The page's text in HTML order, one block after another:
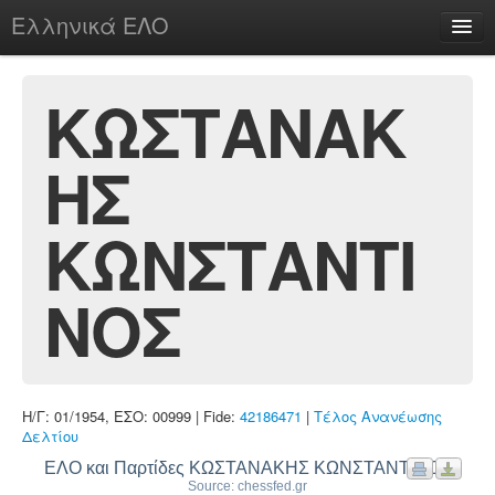
Ελληνικά ΕΛΟ
chesstu.be @ discord
Login
ΚΩΣΤΑΝΑΚ
ΗΣ
ΚΩΝΣΤΑΝΤΙ
ΝΟΣ
Η/Γ: 01/1954, ΕΣΟ: 00999 | Fide: 42186471 | Τέλος Ανανέωσης
Δελτίου
ΕΛΟ και Παρτίδες ΚΩΣΤΑΝΑΚΗΣ ΚΩΝΣΤΑΝΤΙΝΟΣ
Source: chessfed.gr